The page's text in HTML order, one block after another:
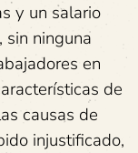
y un salario
ninguna
en
de
causas de
injustificado,